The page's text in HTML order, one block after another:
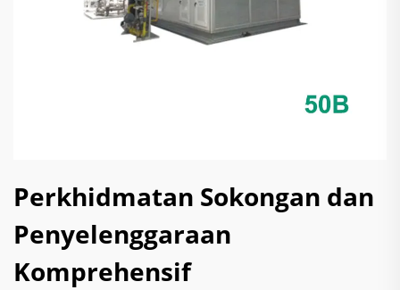
Perkhidmatan Sokongan dan
Penyelenggaraan
Komprehensif